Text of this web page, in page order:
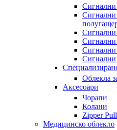
Сигнални
Сигнални
Сигнални
Сигнални
Облекла
Аксесоари
Чорапи
Колани
Zipper
Медицинско облекло